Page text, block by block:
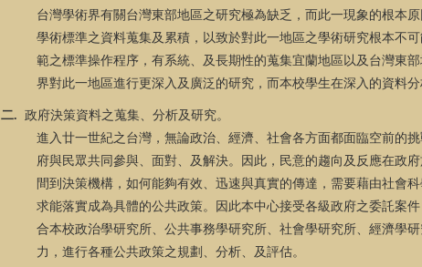
台灣學術界有關台灣東部地區之研究極為缺乏，而此一現象的根本
學術標準之資料蒐集及累積，以致於對此一地區之學術研究根本不
範之標準操作程序，有系統、及長期性的蒐集宜蘭地區以及台灣東
界對此一地區進行更深入及廣泛的研究，而本校學生在深入的資料
二. 政府決策資料之蒐集、分析及研究。
進入廿一世紀之台灣，無論政治、經濟、社會各方面都面臨空前的
府與民眾共同參與、面對、及解決。因此，民意的趨向及反應在政
間到決策機構，如何能夠有效、迅速與真實的傳達，需要藉由社會
求能落實成為具體的公共政策。因此本中心接受各級政府之委託案
合本校政治學研究所、公共事務學研究所、社會學研究所、經濟學
力，進行各種公共政策之規劃、分析、及評估。